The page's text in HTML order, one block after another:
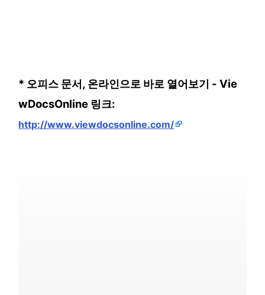
* 오피스 문서, 온라인으로 바로 열어보기 - Vie
wDocsOnline 링크:
http://www.viewdocsonline.com/